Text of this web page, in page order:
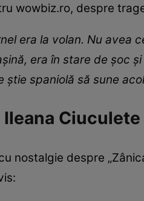
wowbiz.ro, despre
era la volan. Nu
era în stare de șoc
știe spaniolă să sune
Ileana
nostalgie despre